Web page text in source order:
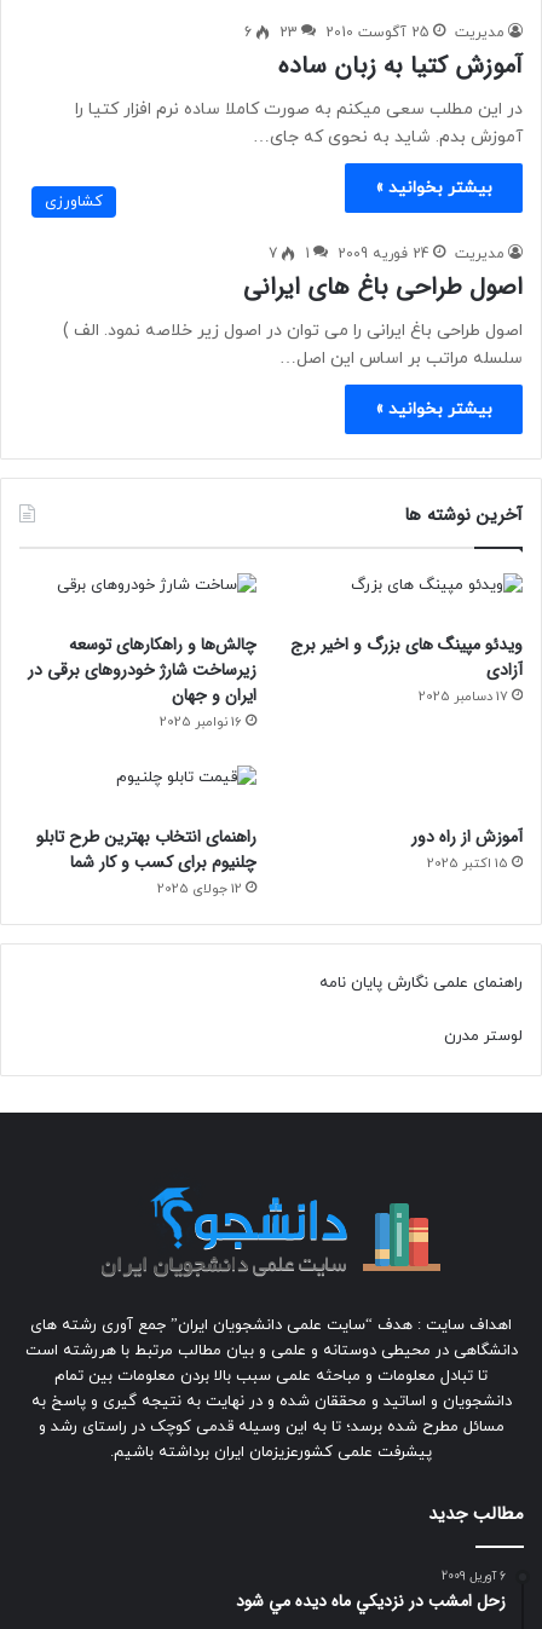
مدیریت 25 آگوست 2010 23
6
آموزش کتیا به زبان ساده
در این مطلب سعی میکنم به صورت کاملا ساده نرم افزار کتیا را
آموزش بدم. شاید به نحوی که جای…
بیشتر بخوانید »
کشاورزی
مدیریت 24 فوریه 2009 1
7
اصول طراحی باغ های ایرانی
اصول طراحی باغ ایرانی را می توان در اصول زیر خلاصه نمود. الف )
سلسله مراتب بر اساس این اصل…
بیشتر بخوانید »
آخرین نوشته ها
ویدئو مپینگ های بزرگ و اخیر برج
آزادی
17 دسامبر 2025
چالش‌ها و راهکارهای توسعه
زیرساخت شارژ خودروهای برقی در
ایران و جهان
16 نوامبر 2025
آموزش از راه دور
15 اکتبر 2025
راهنمای انتخاب بهترین طرح تابلو
چلنیوم برای کسب و کار شما
12 جولای 2025
راهنمای علمی نگارش پایان نامه
لوستر مدرن
اهداف سایت : هدف “سایت علمی دانشجویان ایران” جمع آوری رشته های
دانشگاهی در محیطی دوستانه و علمی و بیان مطالب مرتبط با هررشته است
تا تبادل معلومات و مباحثه علمی سبب بالا بردن معلومات بین تمام
دانشجویان و اساتید و محققان شده و در نهایت به نتیجه گیری و پاسخ به
مسائل مطرح شده برسد؛ تا به این وسیله قدمی کوچک در راستای رشد و
پیشرفت علمی کشورعزیزمان ایران برداشته باشیم.
مطالب جدید
6 آوریل 2009
زحل امشب در نزديكي ماه ديده مي شود